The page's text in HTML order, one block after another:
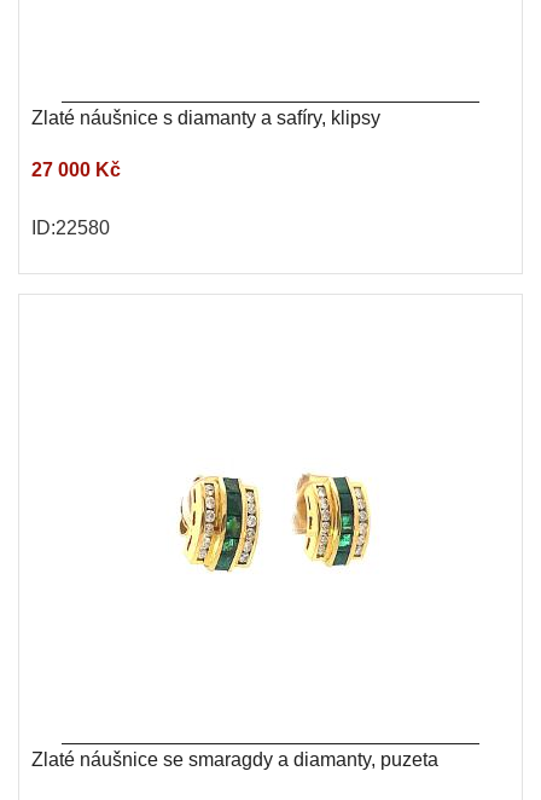
Zlaté náušnice s diamanty a safíry, klipsy
27 000 Kč
ID:22580
Zlaté náušnice se smaragdy a diamanty, puzeta